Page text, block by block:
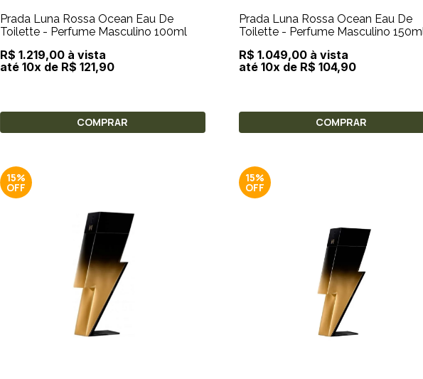
Prada Luna Rossa Ocean Eau De
Toilette - Perfume Masculino 100ml
R$ 1.219,00 à vista
até 10x de R$ 121,90
COMPRAR
Prada Luna Rossa Ocean Eau De
Toilette - Perfume Masculino
R$ 1.049,00 à vista
até 10x de R$ 104,90
COMPRAR
15% 15%